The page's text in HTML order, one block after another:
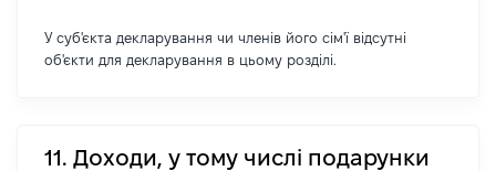
У суб'єкта декларування чи членів його сім'ї відсутні
об'єкти для декларування в цьому розділі.
11. Доходи, у тому числі подарунки